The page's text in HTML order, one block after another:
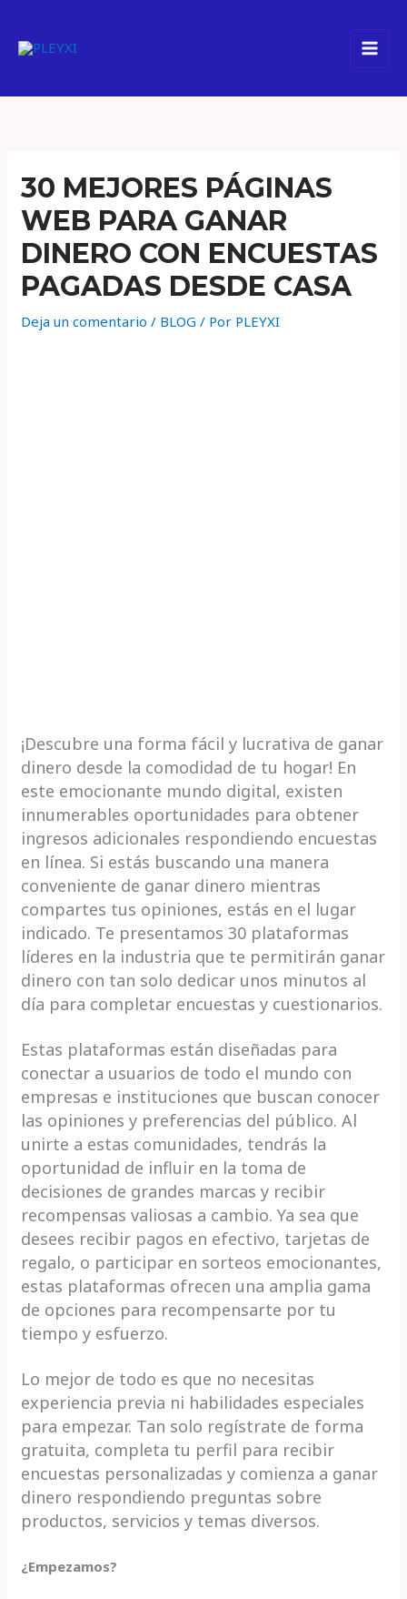
contenido
30 MEJORES PÁGINAS
WEB PARA GANAR
DINERO CON ENCUESTAS
PAGADAS DESDE CASA
Deja un comentario / BLOG / Por PLEYXI
¡Descubre una forma fácil y lucrativa de ganar
dinero desde la comodidad de tu hogar! En
este emocionante mundo digital, existen
innumerables oportunidades para obtener
ingresos adicionales respondiendo encuestas
en línea. Si estás buscando una manera
conveniente de ganar dinero mientras
compartes tus opiniones, estás en el lugar
indicado. Te presentamos 30 plataformas
líderes en la industria que te permitirán ganar
dinero con tan solo dedicar unos minutos al
día para completar encuestas y cuestionarios.
Estas plataformas están diseñadas para
conectar a usuarios de todo el mundo con
empresas e instituciones que buscan conocer
las opiniones y preferencias del público. Al
unirte a estas comunidades, tendrás la
oportunidad de influir en la toma de
decisiones de grandes marcas y recibir
recompensas valiosas a cambio. Ya sea que
desees recibir pagos en efectivo, tarjetas de
regalo, o participar en sorteos emocionantes,
estas plataformas ofrecen una amplia gama
de opciones para recompensarte por tu
tiempo y esfuerzo.
Lo mejor de todo es que no necesitas
experiencia previa ni habilidades especiales
para empezar. Tan solo regístrate de forma
gratuita, completa tu perfil para recibir
encuestas personalizadas y comienza a ganar
dinero respondiendo preguntas sobre
productos, servicios y temas diversos.
¿Empezamos?